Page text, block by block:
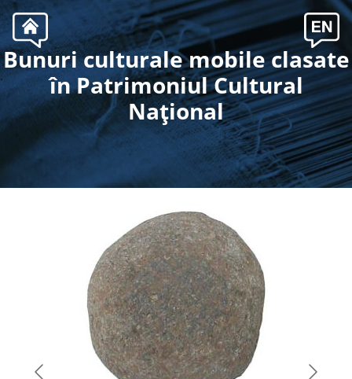
.
Bunuri culturale mobile clasate
în Patrimoniul Cultural
Naţional